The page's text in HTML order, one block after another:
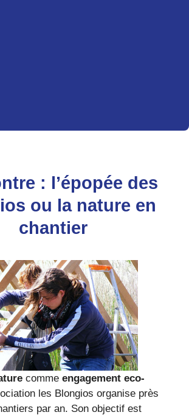
: l’épopée des
ou la nature en
chantier
comme engagement eco-
les Blongios organise près
par an. Son objectif est